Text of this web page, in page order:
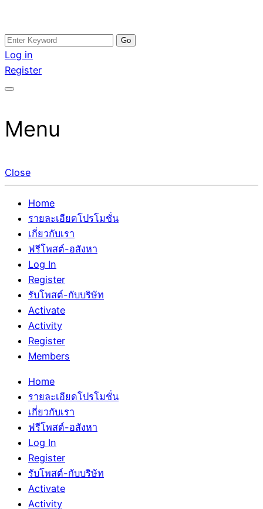
Skip
to
content
อสังหาโพสต์ รีวิวเยอะ รับจ้างโพสต์ขายบ้าน รับจ้างโพสต์อสัง
หา แตกต่างอย่างตั้งใจ รับรองผล อันดับ1 การโพสต์ขายอสังหา
กับทีมงานบริษัท บ้าน ที่ดิน คอนโด ติดGoogleหน้าแรกได้จริงๆ
รับจ้างโพสอสังหา ขายบ้าน อสังหาโพสต์ เชื่อถือได้จริง รับ
โพสต์ ที่ดิน กับทีมงานบริษัท ถูกและดีที่สุด ไม่มีค่านายหน้า
ขายได้จริงๆ ช่วยสร้างโอกาสในการขายได้มากกว่า ที่เดียว ที่
Search
for:
Log in
Register
Menu
Close
Home
รายละเอียดโปรโมชั่น
เกี่ยวกับเรา
ฟรีโพสต์-อสังหา
Log In
Register
รับโพสต์-กับบริษัท
Activate
Activity
Register
Members
Home
รายละเอียดโปรโมชั่น
เกี่ยวกับเรา
ฟรีโพสต์-อสังหา
Log In
Register
รับโพสต์-กับบริษัท
Activate
Activity